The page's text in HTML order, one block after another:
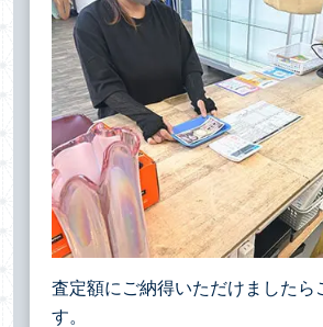
査定額にご納得いただけましたら
す。